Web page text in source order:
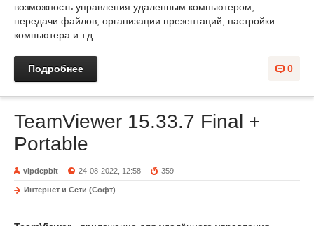
возможность управления удаленным компьютером,
передачи файлов, организации презентаций, настройки
компьютера и т.д.
0
Подробнее
TeamViewer 15.33.7 Final +
Portable
vipdepbit 24-08-2022, 12:58 359
Интернет и Сети (Софт)